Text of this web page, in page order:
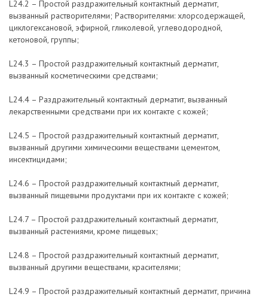
L24.2 – Простой раздражительный контактный дерматит,
вызванный растворителями; Растворителями: хлорсодержащей,
циклогексановой, эфирной, гликолевой, углеводородной,
кетоновой, группы;
L24.3 – Простой раздражительный контактный дерматит,
вызванный косметическими средствами;
L24.4 – Раздражительный контактный дерматит, вызванный
лекарственными средствами при их контакте с кожей;
L24.5 – Простой раздражительный контактный дерматит,
вызванный другими химическими веществами цементом,
инсектицидами;
L24.6 – Простой раздражительный контактный дерматит,
вызванный пищевыми продуктами при их контакте с кожей;
L24.7 – Простой раздражительный контактный дерматит,
вызванный растениями, кроме пищевых;
L24.8 – Простой раздражительный контактный дерматит,
вызванный другими веществами, красителями;
L24.9 – Простой раздражительный контактный дерматит, причина